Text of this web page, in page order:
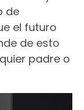
de
el futuro
de esto
padre o